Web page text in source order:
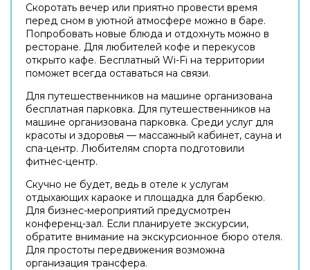
Скоротать вечер или приятно провести время
перед сном в уютной атмосфере можно в баре.
Попробовать новые блюда и отдохнуть можно в
ресторане. Для любителей кофе и перекусов
открыто кафе. Бесплатный Wi-Fi на территории
поможет всегда оставаться на связи.
Для путешественников на машине организована
бесплатная парковка. Для путешественников на
машине организована парковка. Среди услуг для
красоты и здоровья — массажный кабинет, сауна и
спа-центр. Любителям спорта подготовили
фитнес-центр.
Скучно не будет, ведь в отеле к услугам
отдыхающих караоке и площадка для барбекю.
Для бизнес-мероприятий предусмотрен
конференц-зал. Если планируете экскурсии,
обратите внимание на экскурсионное бюро отеля.
Для простоты передвижения возможна
организация трансфера.